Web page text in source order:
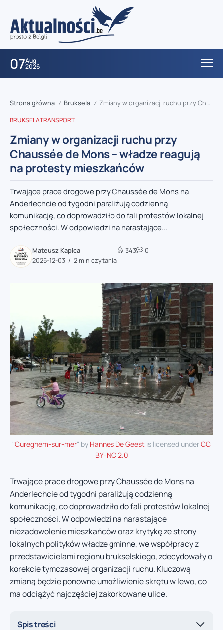
07Aug
2026
Strona główna / Bruksela / Zmiany w organizacji ruchu przy Chaussée de Mons – władze reagują na protesty mieszkańców
BRUKSELATRANSPORT
Zmiany w organizacji ruchu przy
Chaussée de Mons – władze reagują
na protesty mieszkańców
Trwające prace drogowe przy Chaussée de Mons na
Anderlechcie od tygodni paraliżują codzienną
komunikację, co doprowadziło do fali protestów lokalnej
społeczności. W odpowiedzi na narastające...
Mateusz Kapica
2025-12-03
2 min czytania
343 0
"Cureghem-sur-mer" by Hannes De Geest is licensed underCC
BY-NC 2.0
Trwające prace drogowe przy Chaussée de Mons na
Anderlechcie od tygodni paraliżują codzienną
komunikację, co doprowadziło do fali protestów lokalnej
społeczności. W odpowiedzi na narastające
niezadowolenie mieszkańców oraz krytykę ze strony
lokalnych polityków władze gminne, we współpracy z
przedstawicielami regionu brukselskiego, zdecydowały o
korekcie tymczasowej organizacji ruchu. Kluczową
zmianą będzie ponowne umożliwienie skrętu w lewo, co
ma odciążyć najczęściej zakorkowane ulice.
Spis treści